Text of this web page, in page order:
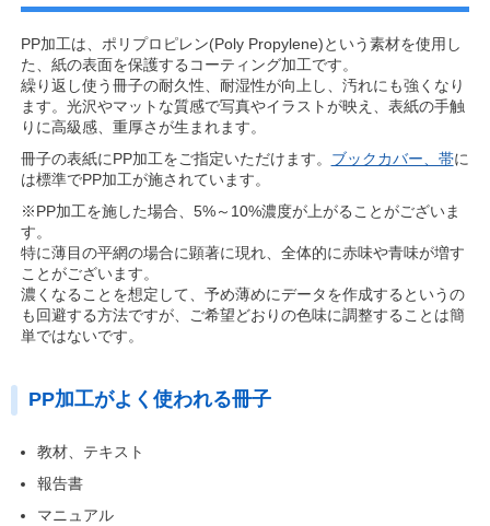
PP加工は、ポリプロピレン(Poly Propylene)という素材を使用し
た、紙の表面を保護するコーティング加工です。
繰り返し使う冊子の耐久性、耐湿性が向上し、汚れにも強くなり
ます。光沢やマットな質感で写真やイラストが映え、表紙の手触
りに高級感、重厚さが生まれます。
冊子の表紙にPP加工をご指定いただけます。 ブックカバー、帯に
は標準でPP加工が施されています。
※PP加工を施した場合、5%～10%濃度が上がることがございま
す。
特に薄目の平網の場合に顕著に現れ、全体的に赤味や青味が増す
ことがございます。
濃くなることを想定して、予め薄めにデータを作成するというの
も回避する方法ですが、ご希望どおりの色味に調整することは簡
単ではないです。
PP加工がよく使われる冊子
教材、テキスト
報告書
マニュアル